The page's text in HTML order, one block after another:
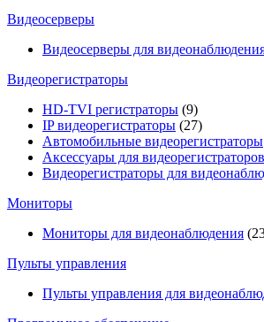
Видеосерверы
Видеосерверы для
Видеорегистраторы
HD-TVI регистраторы (9)
IP видеорегистраторы (27)
Автомобильные видеорегистраторы
Аксессуары для видеорегистраторов
Видеорегистраторы для
Мониторы
Мониторы для видеонаблюдения
Пульты управления
Пульты управления для